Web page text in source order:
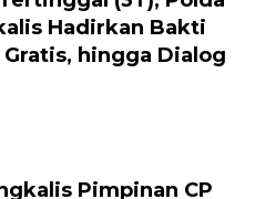
Hadirkan Bakti
hingga Dialog
Pimpinan CP